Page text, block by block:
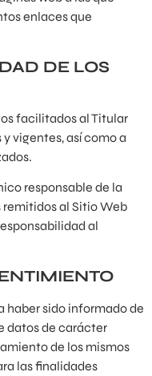
enlaces que
DE LOS
facilitados al Titular
vigentes, así como a
responsable de la
al Sitio Web
al
haber sido informado de
datos de carácter
de los mismos
las finalidades